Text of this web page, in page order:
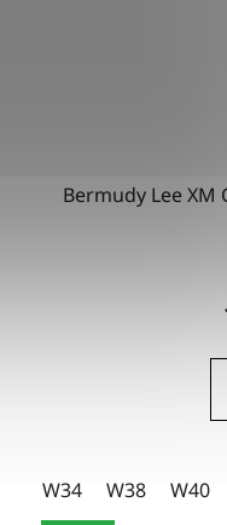
Bermudy Lee XM
W34 W38 W40